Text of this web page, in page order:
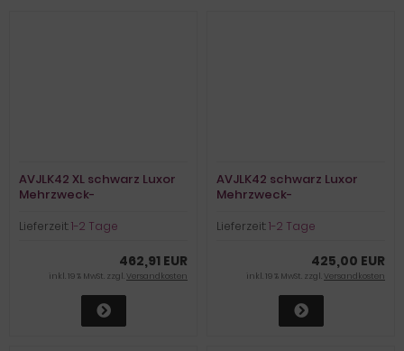
AVJLK42 XL schwarz Luxor
Mehrzweck-
Lieferzeit:1-2 Tage
462,91 EUR
inkl. 19 % MwSt. zzgl.Versandkosten
AVJLK42 schwarz Luxor
Mehrzweck-
Lieferzeit:1-2 Tage
425,00 EUR
inkl. 19 % MwSt. zzgl.Versandkosten